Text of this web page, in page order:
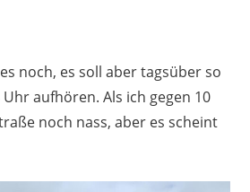
noch, es soll aber tagsüber so
aufhören. Als ich gegen 10
noch nass, aber es scheint